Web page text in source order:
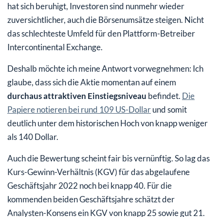
hat sich beruhigt, Investoren sind nunmehr wieder
zuversichtlicher, auch die Börsenumsätze steigen. Nicht
das schlechteste Umfeld für den Plattform-Betreiber
Intercontinental Exchange.
Deshalb möchte ich meine Antwort vorwegnehmen: Ich
glaube, dass sich die Aktie momentan auf einem
durchaus attraktiven Einstiegsniveau befindet. Die
Papiere notieren bei rund 109 US-Dollarund somit
deutlich unter dem historischen Hoch von knapp weniger
als 140 Dollar.
Auch die Bewertung scheint fair bis vernünftig. So lag das
Kurs-Gewinn-Verhältnis (KGV) für das abgelaufene
Geschäftsjahr 2022 noch bei knapp 40. Für die
kommenden beiden Geschäftsjahre schätzt der
Analysten-Konsens ein KGV von knapp 25 sowie gut 21.